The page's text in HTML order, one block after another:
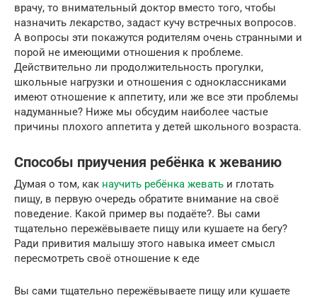
врачу, то внимательный доктор вместо того, чтобы
назначить лекарство, задаст кучу встречных вопросов.
А вопросы эти покажутся родителям очень странными и
порой не имеющими отношения к проблеме.
Действительно ли продолжительность прогулки,
школьные нагрузки и отношения с одноклассниками
имеют отношение к аппетиту, или же все эти проблемы
надуманные? Ниже мы обсудим наиболее частые
причины плохого аппетита у детей школьного возраста.
Способы приучения ребёнка к жеванию
Думая о том, как научить ребёнка жевать и глотать
пищу, в первую очередь обратите внимание на своё
поведение. Какой пример вы подаёте?. Вы сами
тщательно пережёвываете пищу или кушаете на бегу?
Ради привития малышу этого навыка имеет смысл
пересмотреть своё отношение к еде
Вы сами тщательно пережёвываете пищу или кушаете